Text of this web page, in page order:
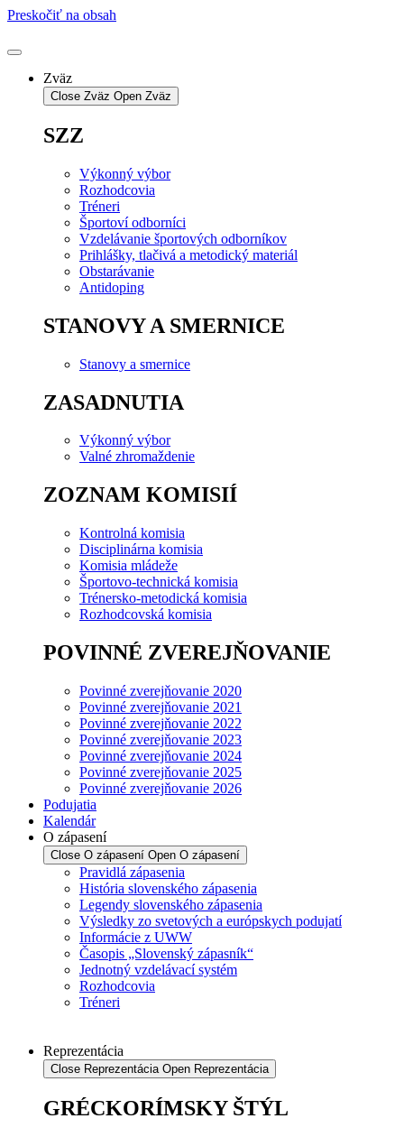
Preskočiť na obsah
Zväz
Close Zväz Open Zväz
SZZ
Výkonný výbor
Rozhodcovia
Tréneri
Športoví odborníci
Vzdelávanie športových odborníkov
Prihlášky, tlačivá a metodický materiál
Obstarávanie
Antidoping
STANOVY A SMERNICE
Stanovy a smernice
ZASADNUTIA
Výkonný výbor
Valné zhromaždenie
ZOZNAM KOMISIÍ
Kontrolná komisia
Disciplinárna komisia
Komisia mládeže
Športovo-technická komisia
Trénersko-metodická komisia
Rozhodcovská komisia
POVINNÉ ZVEREJŇOVANIE
Povinné zverejňovanie 2020
Povinné zverejňovanie 2021
Povinné zverejňovanie 2022
Povinné zverejňovanie 2023
Povinné zverejňovanie 2024
Povinné zverejňovanie 2025
Povinné zverejňovanie 2026
Podujatia
Kalendár
O zápasení
Close O zápasení Open O zápasení
Pravidlá zápasenia
História slovenského zápasenia
Legendy slovenského zápasenia
Výsledky zo svetových a európskych podujatí
Informácie z UWW
Časopis „Slovenský zápasník“
Jednotný vzdelávací systém
Rozhodcovia
Tréneri
Reprezentácia
Close Reprezentácia Open Reprezentácia
GRÉCKORÍMSKY ŠTÝL